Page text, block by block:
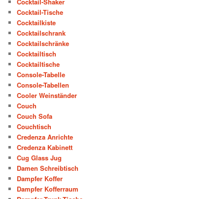
Cocktail-Tische
Cocktailkiste
Cocktailschrank
Cocktailschränke
Cocktailtisch
Cocktailtische
Console-Tabelle
Console-Tabellen
Cooler Weinständer
Couch
Couch Sofa
Couchtisch
Credenza Anrichte
Credenza Kabinett
Cug Glass Jug
Damen Schreibtisch
Dampfer Koffer
Dampfer Kofferraum